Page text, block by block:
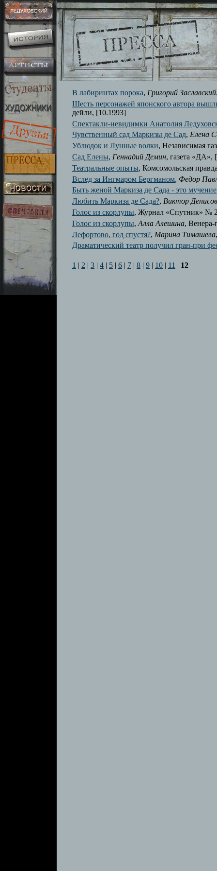
В лабиринтах порока, Григорий Заславский
Шесть персонажей японского автора
дейли, [10.1993]
Спектакли-невидимки Анатолия
Чувственный сад Маркизы де Сад, Елена
Ублюдок и Лунные волки, Независимая
Сад Елены, Геннадий Демин, газета «ДА»,
Театральные опыты, Комсомольская
Вслед за Ингмаром Бергманом, Федор
Быть женой Маркиза де Сада - это мучение
Любить Маркиза де Сада?, Виктор Денисов
Голос из скорлупы, Журнал «Спутник» №
Голос из скорлупы, Алла Алешина,
Лефортово, год спустя?, Марина Тимашева
Драматический театр получил гран-при
1 | 2 | 3 | 4 | 5 | 6 | 7 | 8 | 9 | 10 | 11 | 12